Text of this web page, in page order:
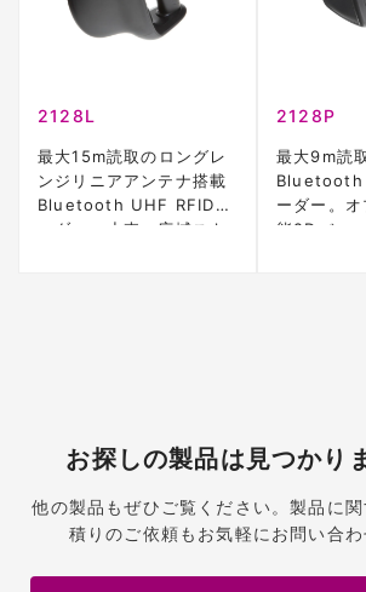
2128L
最大15m読取のロングレ
ンジリニアアンテナ搭載
Bluetooth UHF RFIDリ
ーダー。小売・広域スキ
2128P
最大9m読
Bluetooth
ーダー。オ
能2Dバー
お探しの製品は見つかり
他の製品もぜひご覧ください。製品に
積りのご依頼もお気軽にお問い合わ